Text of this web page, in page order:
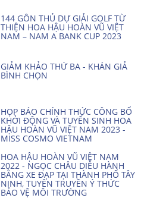
144 GÔN THỦ DỰ GIẢI GOLF TỪ
THIỆN HOA HẬU HOÀN VŨ VIỆT
NAM – NAM A BANK CUP 2023
GIẢM KHẢO THỨ BA - KHÁN GIẢ
BÌNH CHỌN
HỌP BÁO CHÍNH THỨC CÔNG BỐ
KHỞI ĐỘNG VÀ TUYỂN SINH HOA
HẬU HOÀN VŨ VIỆT NAM 2023 -
MISS COSMO VIETNAM
HOA HẬU HOÀN VŨ VIỆT NAM
2022 - NGỌC CHÂU DIỄU HÀNH
BẰNG XE ĐẠP TẠI THÀNH PHỐ TÂY
NINH, TUYÊN TRUYỀN Ý THỨC
BẢO VỆ MÔI TRƯỜNG